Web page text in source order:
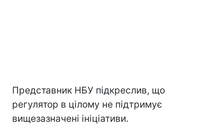
Представник НБУ підкреслив, що
регулятор в цілому не підтримує
вищезазначені ініціативи.